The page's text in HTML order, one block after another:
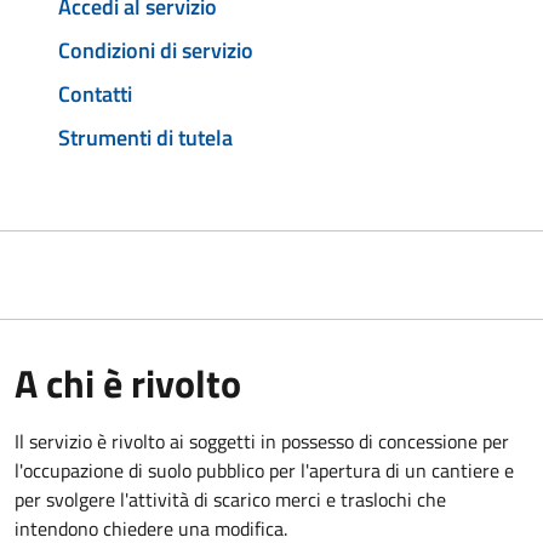
Accedi al servizio
Condizioni di servizio
Contatti
Strumenti di tutela
A chi è rivolto
Il servizio è rivolto ai soggetti in possesso di concessione per
l'occupazione di suolo pubblico per l'apertura di un cantiere e
per svolgere l'attività di scarico merci e traslochi che
intendono chiedere una modifica.